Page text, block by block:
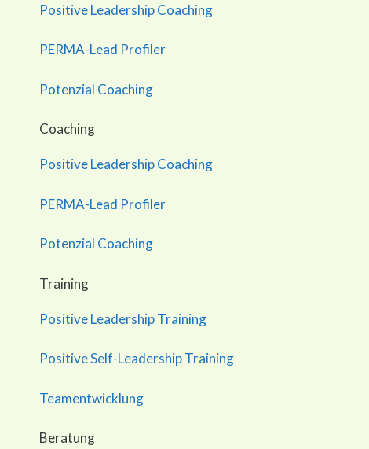
Positive Leadership Coaching
PERMA-Lead Profiler
Potenzial Coaching
Coaching
Positive Leadership Coaching
PERMA-Lead Profiler
Potenzial Coaching
Training
Positive Leadership Training
Positive Self-Leadership Training
Teamentwicklung
Beratung